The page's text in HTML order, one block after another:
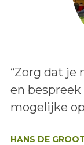
Lees het
“Zorg dat je
en
mogelijke
HANS DE